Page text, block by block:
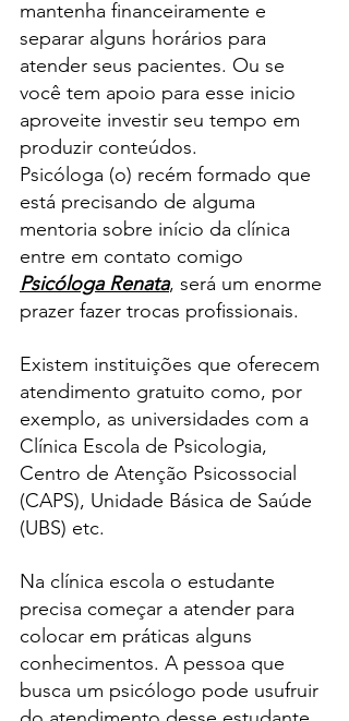
mantenha financeiramente e
separar alguns horários para
atender seus pacientes. Ou se
você tem apoio para esse inicio
aproveite investir seu tempo em
produzir conteúdos.
Psicóloga (o) recém formado que
está precisando de alguma
mentoria sobre início da clínica
entre em contato comigo
Psicóloga Renata, será um enorme
prazer fazer trocas profissionais.
Existem instituições que oferecem
atendimento gratuito como, por
exemplo, as universidades com a
Clínica Escola de Psicologia,
Centro de Atenção Psicossocial
(CAPS), Unidade Básica de Saúde
(UBS) etc.
Na clínica escola o estudante
precisa começar a atender para
colocar em práticas alguns
conhecimentos. A pessoa que
busca um psicólogo pode usufruir